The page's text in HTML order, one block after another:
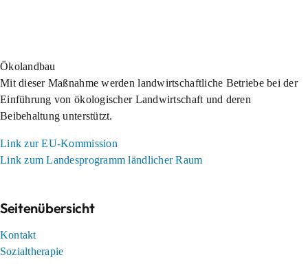
Ökolandbau
Mit dieser Maßnahme werden landwirtschaftliche Betriebe bei der
Einführung von ökologischer Landwirtschaft und deren
Beibehaltung unterstützt.
Link zur EU-Kommission
Link zum Landesprogramm ländlicher Raum
Seitenübersicht
Kontakt
Sozialtherapie